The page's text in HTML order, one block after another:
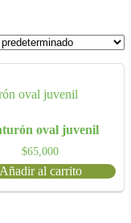
oval juvenil
$65,000
Añadir al carrito